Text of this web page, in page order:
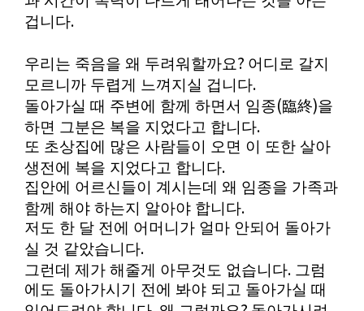
겁니다.
우리는 죽음을 왜 두려워할까요? 어디로 갈지
모르니까 두렵게 느껴지실 겁니다.
돌아가실 때 주변에 함께 하면서 임종(臨終)을
하면 그분은 복을 지었다고 합니다.
또 초상집에 많은 사람들이 오면 이 또한 살아
생전에 복을 지었다고 합니다.
집안에 어르신들이 계시는데 왜 임종을 가족과
함께 해야 하는지 알아야 합니다.
저도 한 달 전에 어머니가 얼마 안되어 돌아가
실 것 같았습니다.
그런데 제가 해줄게 아무것도 없습니다. 그럼
에도 돌아가시기 전에 봐야 되고 돌아가실 때